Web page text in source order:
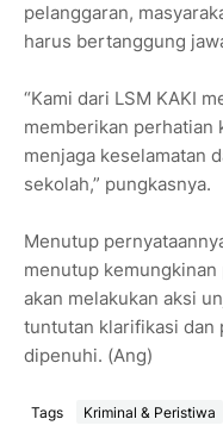
pelanggaran,
harus bertanggung
“Kami dari LSM KAKI
memberikan perhatian
menjaga keselamatan
sekolah,” pungkasnya.
Menutup
menutup kemungkinan
akan melakukan aksi
tuntutan klarifikasi dan
dipenuhi. (Ang)
Tags Kriminal & Peristiwa